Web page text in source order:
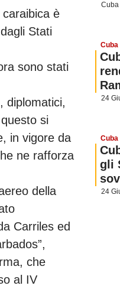
è
Stati
sono stati
diplomatici,
si
in vigore da
ne rafforza
della
Carriles ed
che
al IV
Cuba
24
Cuba
gli
24